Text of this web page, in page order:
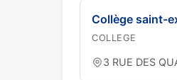
Collège saint-
COLLEGE
3 RUE DES